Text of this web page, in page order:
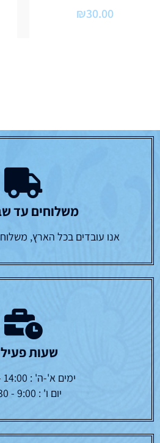
₪30.00
משלוחים עד
אנו עובדים בכל הארץ,
שעות
ימים א'-ה' : 14:00 - 19:00
יום ו' : 9:00 - 10:30